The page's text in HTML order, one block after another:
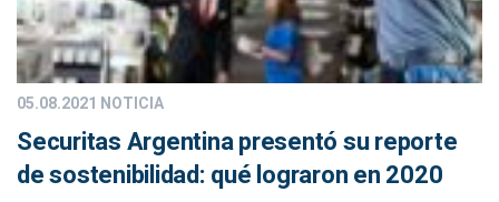
05.08.2021 NOTICIA
Securitas Argentina presentó su reporte
de sostenibilidad: qué lograron en 2020